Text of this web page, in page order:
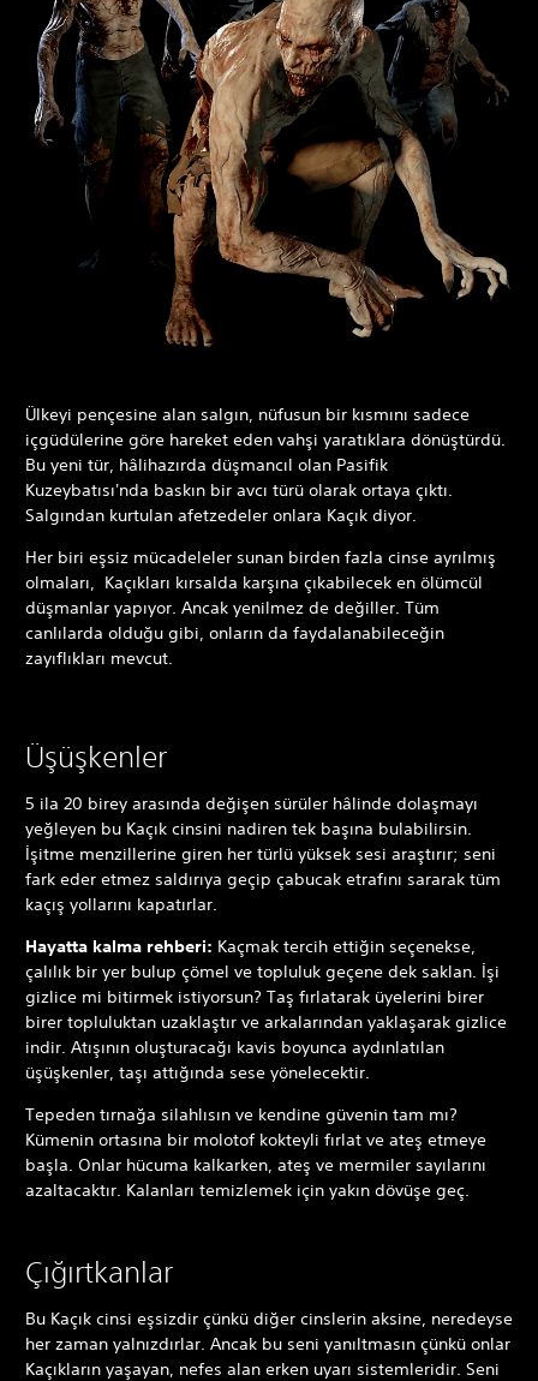
Ülkeyi pençesine alan salgın, nüfusun bir kısmını sadece
içgüdülerine göre hareket eden vahşi yaratıklara dönüştürdü.
Bu yeni tür, hâlihazırda düşmancıl olan Pasifik
Kuzeybatısı'nda baskın bir avcı türü olarak ortaya çıktı.
Salgından kurtulan afetzedeler onlara Kaçık diyor.
Her biri eşsiz mücadeleler sunan birden fazla cinse ayrılmış
olmaları, Kaçıkları kırsalda karşına çıkabilecek en ölümcül
düşmanlar yapıyor. Ancak yenilmez de değiller. Tüm
canlılarda olduğu gibi, onların da faydalanabileceğin
zayıflıkları mevcut.
Üşüşkenler
5 ila 20 birey arasında değişen sürüler hâlinde dolaşmayı
yeğleyen bu Kaçık cinsini nadiren tek başına bulabilirsin.
İşitme menzillerine giren her türlü yüksek sesi araştırır; seni
fark eder etmez saldırıya geçip çabucak etrafını sararak tüm
kaçış yollarını kapatırlar.
Hayatta kalma rehberi: Kaçmak tercih ettiğin seçenekse,
çalılık bir yer bulup çömel ve topluluk geçene dek saklan. İşi
gizlice mi bitirmek istiyorsun? Taş fırlatarak üyelerini birer
birer topluluktan uzaklaştır ve arkalarından yaklaşarak gizlice
indir. Atışının oluşturacağı kavis boyunca aydınlatılan
üşüşkenler, taşı attığında sese yönelecektir.
Tepeden tırnağa silahlısın ve kendine güvenin tam mı?
Kümenin ortasına bir molotof kokteyli fırlat ve ateş etmeye
başla. Onlar hücuma kalkarken, ateş ve mermiler sayılarını
azaltacaktır. Kalanları temizlemek için yakın dövüşe geç.
Çığırtkanlar
Bu Kaçık cinsi eşsizdir çünkü diğer cinslerin aksine, neredeyse
her zaman yalnızdırlar. Ancak bu seni yanıltmasın çünkü onlar
Kaçıkların yaşayan, nefes alan erken uyarı sistemleridir. Seni